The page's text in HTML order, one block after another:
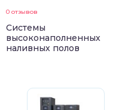
0 отзывов
Системы
высоконаполненных
наливных полов